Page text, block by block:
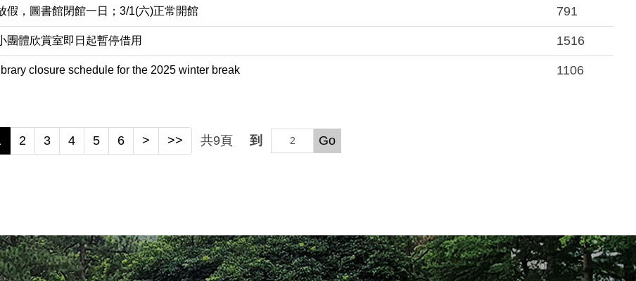
假，圖書館閉館一日；3/1(六)正常開館 791
團體欣賞室即日起暫停借用 1516
closure schedule for the 2025 winter break 1106
2 3 4 5 6 > >> 共9頁 到 Go